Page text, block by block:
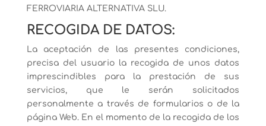
FERROVIARIA ALTERNATIVA SLU.
RECOGIDA DE DATOS:
La aceptación de las presentes condiciones,
precisa del usuario la recogida de unos datos
imprescindibles para la prestación de sus
servicios, que le serán solicitados
personalmente a través de formularios o de la
página Web. En el momento de la recogida de los